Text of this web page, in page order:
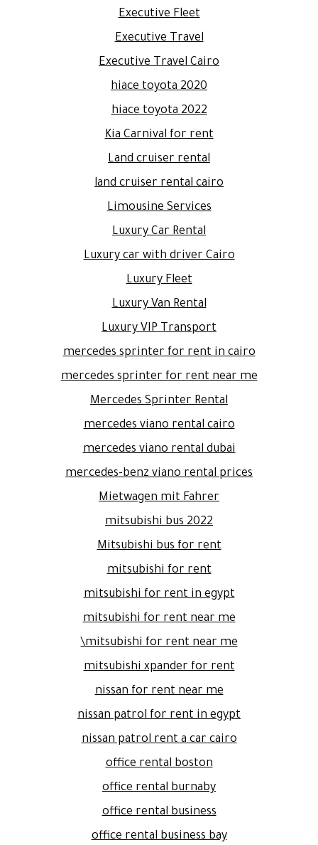
Executive Fleet
Executive Travel
Executive Travel Cairo
hiace toyota 2020
hiace toyota 2022
Kia Carnival for rent
Land cruiser rental
land cruiser rental cairo
Limousine Services
Luxury Car Rental
Luxury car with driver Cairo
Luxury Fleet
Luxury Van Rental
Luxury VIP Transport
mercedes sprinter for rent in cairo
mercedes sprinter for rent near me
Mercedes Sprinter Rental
mercedes viano rental cairo
mercedes viano rental dubai
mercedes-benz viano rental prices
Mietwagen mit Fahrer
mitsubishi bus 2022
Mitsubishi bus for rent
mitsubishi for rent
mitsubishi for rent in egypt
mitsubishi for rent near me
mitsubishi for rent near me\
mitsubishi xpander for rent
nissan for rent near me
nissan patrol for rent in egypt
nissan patrol rent a car cairo
office rental boston
office rental burnaby
office rental business
office rental business bay